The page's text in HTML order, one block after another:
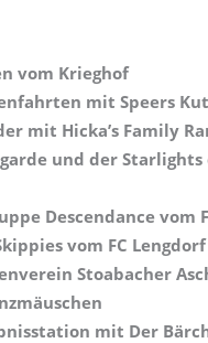
vom Krieghof
mit Speers
mit Hicka’s Family
und der Starlights
Descendance vom
vom FC Lengdorf
Stoabacher
mit Der